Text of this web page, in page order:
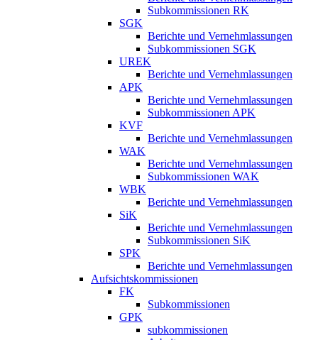
Subkommissionen RK
SGK
Berichte und Vernehmlassungen
Subkommissionen SGK
UREK
Berichte und Vernehmlassungen
APK
Berichte und Vernehmlassungen
Subkommissionen APK
KVF
Berichte und Vernehmlassungen
WAK
Berichte und Vernehmlassungen
Subkommissionen WAK
WBK
Berichte und Vernehmlassungen
SiK
Berichte und Vernehmlassungen
Subkommissionen SiK
SPK
Berichte und Vernehmlassungen
Aufsichtskommissionen
FK
Subkommissionen
GPK
subkommissionen